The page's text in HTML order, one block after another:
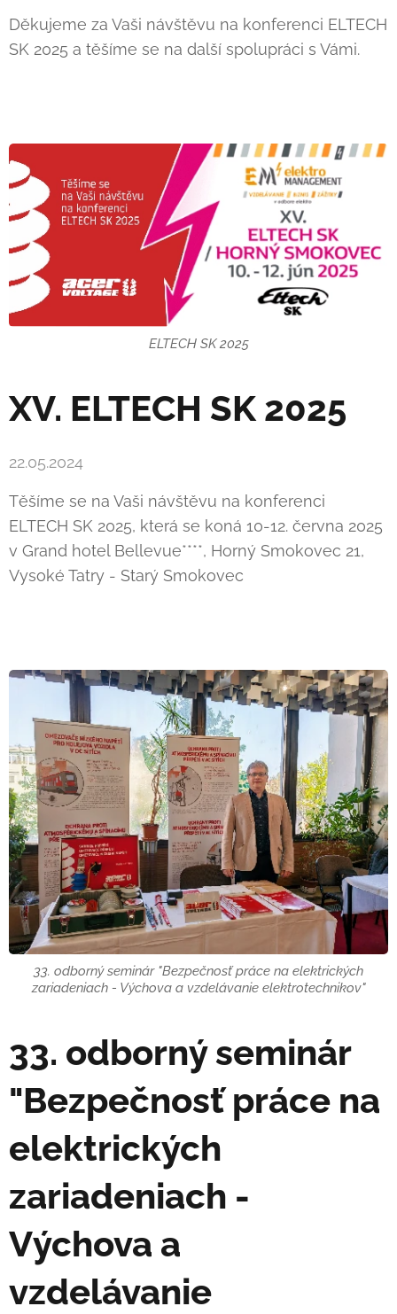
Děkujeme za Vaši návštěvu na konferenci ELTECH
SK 2025 a těšíme se na další spolupráci s Vámi.
ELTECH SK 2025
XV. ELTECH SK 2025
22.05.2024
Těšíme se na Vaši návštěvu na konferenci
ELTECH SK 2025, která se koná 10-12. června 2025
v Grand hotel Bellevue****, Horný Smokovec 21,
Vysoké Tatry - Starý Smokovec
33. odborný seminár "Bezpečnosť práce na elektrických
zariadeniach - Výchova a vzdelávanie elektrotechnikov"
33. odborný seminár
"Bezpečnosť práce na
elektrických
zariadeniach -
Výchova a
vzdelávanie